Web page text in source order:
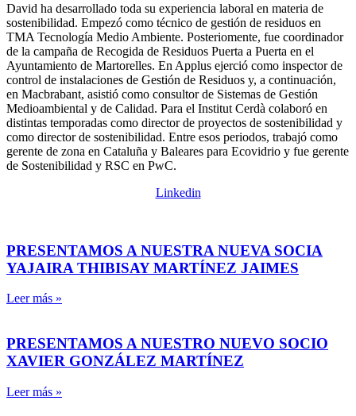
David ha desarrollado toda su experiencia laboral en materia de
sostenibilidad. Empezó como técnico de gestión de residuos en
TMA Tecnología Medio Ambiente. Posteriomente, fue coordinador
de la campaña de Recogida de Residuos Puerta a Puerta en el
Ayuntamiento de Martorelles. En Applus ejerció como inspector de
control de instalaciones de Gestión de Residuos y, a continuación,
en Macbrabant, asistió como consultor de Sistemas de Gestión
Medioambiental y de Calidad. Para el Institut Cerdà colaboró en
distintas temporadas como director de proyectos de sostenibilidad y
como director de sostenibilidad. Entre esos periodos, trabajó como
gerente de zona en Cataluña y Baleares para Ecovidrio y fue gerente
de Sostenibilidad y RSC en PwC.
Linkedin
PRESENTAMOS A NUESTRA NUEVA SOCIA
YAJAIRA THIBISAY MARTÍNEZ JAIMES
Leer más »
PRESENTAMOS A NUESTRO NUEVO SOCIO
XAVIER GONZÁLEZ MARTÍNEZ
Leer más »